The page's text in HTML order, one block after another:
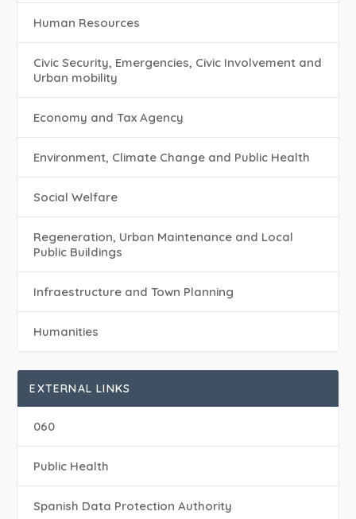
Human Resources
Civic Security, Emergencies, Civic Involvement and
Urban mobility
Economy and Tax Agency
Environment, Climate Change and Public Health
Social Welfare
Regeneration, Urban Maintenance and Local
Public Buildings
Infraestructure and Town Planning
Humanities
EXTERNAL LINKS
060
Public Health
Spanish Data Protection Authority